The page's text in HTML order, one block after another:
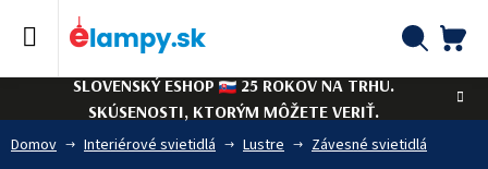
SLOVENSKÝ ESHOP
25 ROKOV NA TRHU.
SKÚSENOSTI, KTORÝM MÔŽETE VERIŤ.
Domov Interiérové svietidlá Lustre Závesné svietidlá